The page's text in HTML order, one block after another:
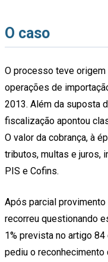
O caso
O processo teve
operações de
2013. Além da suposta
fiscalização apontou
O valor da cobrança, à
tributos, multas e juros,
PIS e Cofins.
Após parcial
recorreu questionando
1% prevista no artigo
pediu o